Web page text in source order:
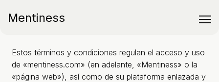
Mentiness
Estos términos y condiciones regulan el acceso y uso
de «mentiness.com» (en adelante, «Mentiness» o la
«página web»), así como de su plataforma enlazada y